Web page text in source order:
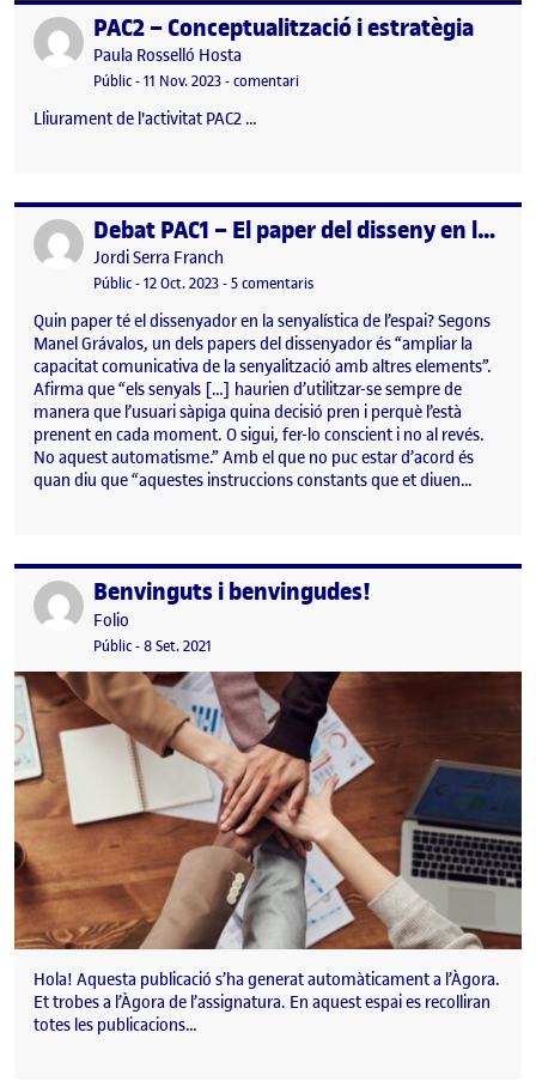
Publicat perPAC2 – Conceptualització i estratègia
Publicat per
Paula Rosselló Hosta
Visibilitat:
Públic-Data de publicació
11 Nov. 202311 novembre, 2023 7:55 pm
-comentariel PAC2 – Conceptualització i
Lliurament de l'activitat PAC2 …
Publicat per Debat PAC1 – El paper del disseny en la senyalística
Publicat per
Jordi Serra Franch
Visibilitat:
Públic-Data de publicació
12 Oct. 2023-5 comentarisa Debat PAC1 – El paper del
Quin paper té el dissenyador en la senyalística de l’espai? Segons
Manel Grávalos, un dels papers del dissenyador és “ampliar la
capacitat comunicativa de la senyalització amb altres elements”.
Afirma que “els senyals […] haurien d’utilitzar-se sempre de
manera que l’usuari sàpiga quina decisió pren i perquè l’està
prenent en cada moment. O sigui, fer-lo conscient i no al revés.
No aquest automatisme.” Amb el que no puc estar d’acord és
quan diu que “aquestes instruccions constants que et diuen…
Publicat perBenvinguts i benvingudes!
Publicat per
Folio
Visibilitat:
Públic-Data de publicació
8 Set. 2021
Hola! Aquesta publicació s’ha generat automàticament a l’Àgora.
Et trobes a l’Àgora de l’assignatura. En aquest espai es recolliran
totes les publicacions…